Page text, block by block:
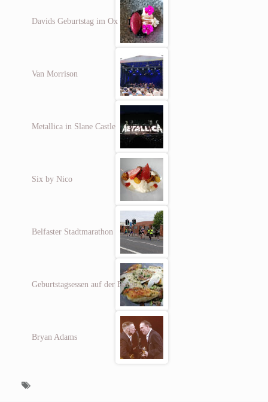
Davids Geburtstag im Ox
Van Morrison
Metallica in Slane Castle
Six by Nico
Belfaster Stadtmarathon
Geburtstagsessen auf der Barge
Bryan Adams